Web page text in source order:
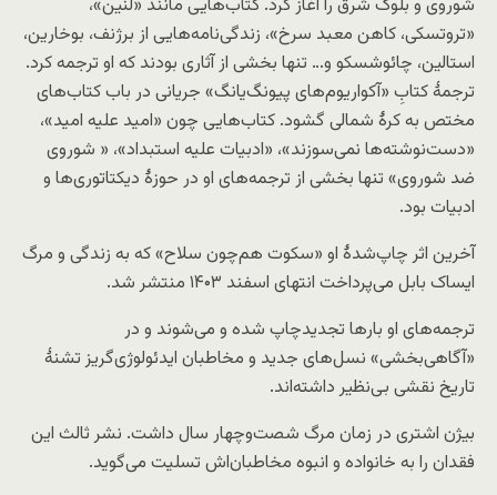
شوروی و بلوک شرق را آغاز کرد. کتاب‌هایی مانند «لنین»،
«تروتسکی، کاهن معبد سرخ»، زندگی‌نامه‌هایی از برژنف، بوخارین،
استالین، چائوشسکو و… تنها بخشی از آثاری بودند که او ترجمه کرد.
ترجمۀ کتابِ «آکواریوم‌های پیونگ‌یانگ» جریانی در باب کتاب‌های
مختص به کرۀ شمالی گشود. کتاب‌هایی چون «امید علیه امید»،
«دست‌نوشته‌ها نمی‌سوزند»، «ادبیات علیه استبداد»، « شوروی
ضد شوروی» تنها بخشی از ترجمه‌های او در حوزۀ دیکتاتوری‌ها و
ادبیات بود.
آخرین اثر چاپ‌شدۀ او «سکوت هم‌چون سلاح» که به زندگی و مرگ
ایساک بابل می‌پرداخت انتهای اسفند ۱۴۰۳ منتشر شد.
ترجمه‌های او بارها تجدیدچاپ شده و می‌شوند و در
«آگاهی‌‌بخشی» نسل‌های جدید و مخاطبان ایدئولوژی‌گریز تشنۀ
تاریخ نقشی بی‌نظیر داشته‌اند.
بیژن اشتری در زمان مرگ شصت‌و‌چهار سال داشت. نشر ثالث این
فقدان را به خانواده و انبوه مخاطبان‌اش تسلیت می‌گوید.